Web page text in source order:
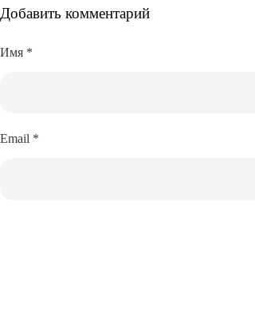
Добавить комментарий
Имя *
Email *